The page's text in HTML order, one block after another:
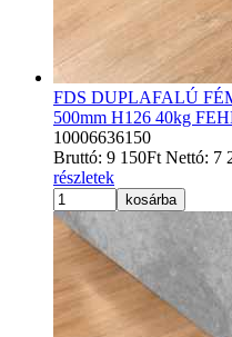
FDS DUPLAFALÚ
500mm H126 40kg
10006636150
Bruttó: 9 150Ft Nettó: 7
részletek
kosárba